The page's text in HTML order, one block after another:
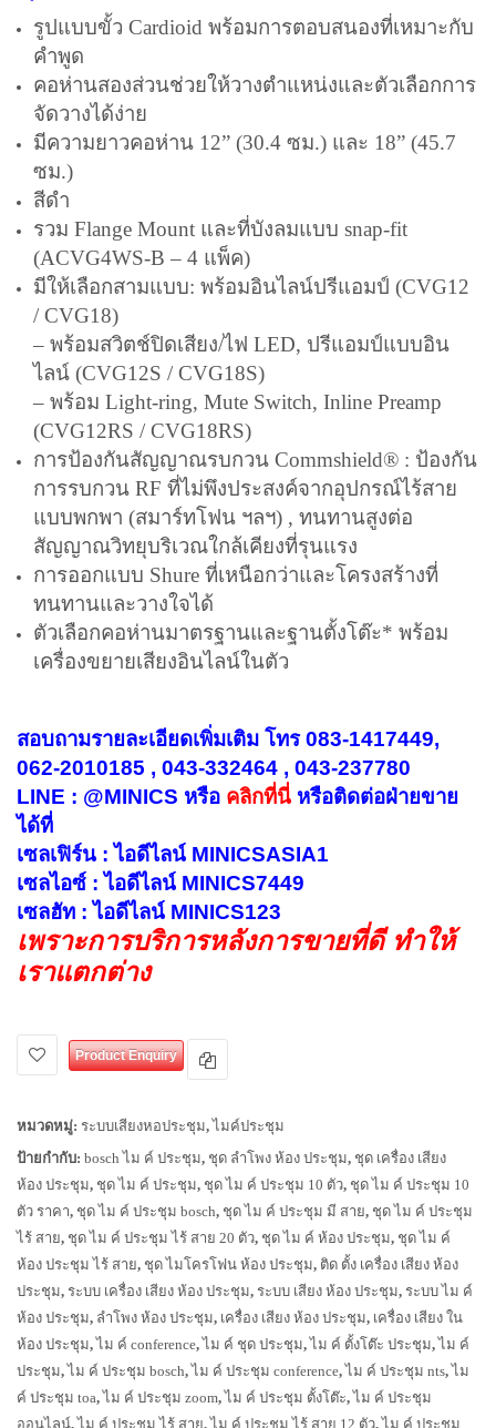
รูปแบบขั้ว Cardioid พร้อมการตอบสนองที่เหมาะกับ
คำพูด
คอห่านสองส่วนช่วยให้วางตำแหน่งและตัวเลือกการ
จัดวางได้ง่าย
มีความยาวคอห่าน 12” (30.4 ซม.) และ 18” (45.7
ซม.)
สีดำ
รวม Flange Mount และที่บังลมแบบ snap-fit
(ACVG4WS-B – 4 แพ็ค)
มีให้เลือกสามแบบ: พร้อมอินไลน์ปรีแอมป์ (CVG12
/ CVG18)
– พร้อมสวิตช์ปิดเสียง/ไฟ LED, ปรีแอมป์แบบอิน
ไลน์ (CVG12S / CVG18S)
– พร้อม Light-ring, Mute Switch, Inline Preamp
(CVG12RS / CVG18RS)
การป้องกันสัญญาณรบกวน Commshield® : ป้องกัน
การรบกวน RF ที่ไม่พึงประสงค์จากอุปกรณ์ไร้สาย
แบบพกพา (สมาร์ทโฟน ฯลฯ) , ทนทานสูงต่อ
สัญญาณวิทยุบริเวณใกล้เคียงที่รุนแรง
การออกแบบ Shure ที่เหนือกว่าและโครงสร้างที่
ทนทานและวางใจได้
ตัวเลือกคอห่านมาตรฐานและฐานตั้งโต๊ะ* พร้อม
เครื่องขยายเสียงอินไลน์ในตัว
สอบถามรายละเอียดเพิ่มเติม โทร 083-1417449,
062-2010185 , 043-332464 , 043-237780
LINE : @MINICS หรือ คลิกที่นี่ หรือติดต่อฝ่ายขาย
ได้ที่
เซลเฟิร์น : ไอดีไลน์ MINICSASIA1
เซลไอซ์ : ไอดีไลน์ MINICS7449
เซลฮัท : ไอดีไลน์ MINICS123
เพราะการบริการหลังการขายที่ดี ทำให้
เราแตกต่าง
Product Enquiry
หมวดหมู่: ระบบเสียงหอประชุม,ไมค์ประชุม
ป้ายกำกับ: bosch ไม ค์ ประชุม, ชุด ลำโพง ห้อง ประชุม, ชุด เครื่อง เสียง
ห้อง ประชุม, ชุด ไม ค์ ประชุม, ชุด ไม ค์ ประชุม 10 ตัว, ชุด ไม ค์ ประชุม 10
ตัว ราคา, ชุด ไม ค์ ประชุม bosch, ชุด ไม ค์ ประชุม มี สาย, ชุด ไม ค์ ประชุม
ไร้ สาย, ชุด ไม ค์ ประชุม ไร้ สาย 20 ตัว, ชุด ไม ค์ ห้อง ประชุม, ชุด ไม ค์
ห้อง ประชุม ไร้ สาย, ชุด ไมโครโฟน ห้อง ประชุม, ติด ตั้ง เครื่อง เสียง ห้อง
ประชุม, ระบบ เครื่อง เสียง ห้อง ประชุม, ระบบ เสียง ห้อง ประชุม, ระบบ ไม ค์
ห้อง ประชุม, ลำโพง ห้อง ประชุม, เครื่อง เสียง ห้อง ประชุม, เครื่อง เสียง ใน
ห้อง ประชุม,ไม ค์ conference,ไม ค์ ชุด ประชุม,ไม ค์ ตั้งโต๊ะ ประชุม,ไม ค์
ประชุม,ไม ค์ ประชุม bosch,ไม ค์ ประชุม conference,ไม ค์ ประชุม nts,ไม
ค์ ประชุม toa,ไม ค์ ประชุม zoom,ไม ค์ ประชุม ตั้งโต๊ะ,ไม ค์ ประชุม
ออนไลน์,ไม ค์ ประชุม ไร้ สาย,ไม ค์ ประชุม ไร้ สาย 12 ตัว,ไม ค์ ประชุม